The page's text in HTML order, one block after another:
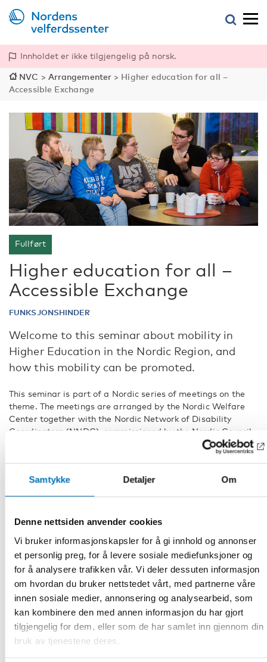
Samtykke Detaljer Om
Denne nettsiden anvender cookies
Vi bruker informasjonskapsler for å gi innhold og annonser
et personlig preg, for å levere sosiale mediefunksjoner og
for å analysere trafikken vår. Vi deler dessuten informasjon
om hvordan du bruker nettstedet vårt, med partnerne våre
innen sosiale medier, annonsering og analysearbeid, som
kan kombinere den med annen informasjon du har gjort
tilgjengelig for dem, eller som de har samlet inn gjennom din
bruk av tjenestene deres.
Innholdet er ikke tilgjengelig på norsk.
NVC > Arrangementer > Higher education for all –
Accessible Exchange
Fullført
Higher education for all –
Accessible Exchange
FUNKSJONSHINDER
Welcome to this seminar about mobility in
Higher Education in the Nordic Region, and
how this mobility can be promoted.
This seminar is part of a Nordic series of meetings on the
theme. The meetings are arranged by the Nordic Welfare
Center together with the Nordic Network of Disability
Coordinators (NNDC), commissioned by the Nordic Council
of Ministers for Education and Research Policy. The project
is an activity within the Nordic Council of Ministers Action
Klick here to read the program.
More information about student mobility.
Registrering og informasjon